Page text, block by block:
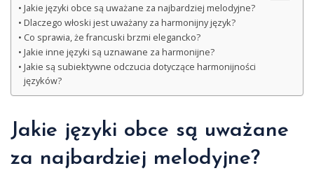
Jakie języki obce są uważane za najbardziej melodyjne?
Dlaczego włoski jest uważany za harmonijny język?
Co sprawia, że francuski brzmi elegancko?
Jakie inne języki są uznawane za harmonijne?
Jakie są subiektywne odczucia dotyczące harmonijności
języków?
Jakie języki obce są uważane
za najbardziej melodyjne?